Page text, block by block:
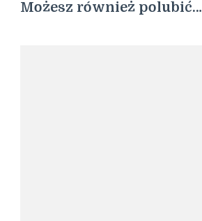
Możesz również polubić…